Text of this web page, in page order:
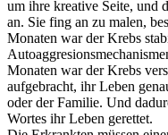
um ihre kreative Seite, und
an. Sie fing an zu malen,
Monaten war der Krebs
Monaten war der Krebs
aufgebracht, ihr Leben
oder der Familie. Und
Wortes ihr Leben gerettet.